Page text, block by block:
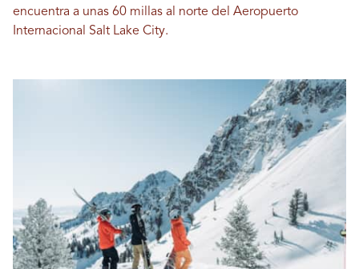
encuentra a unas 60 millas al norte del Aeropuerto
Internacional Salt Lake City.